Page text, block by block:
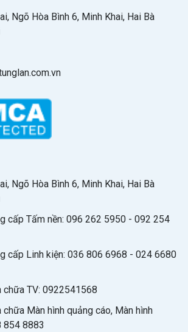
Ngõ Hòa Bình 6, Minh Khai, Hai Bà
Ngõ Hòa Bình 6, Minh Khai, Hai Bà
cấp Tấm nền: 096 262 5950 - 092 254
cấp Linh kiện: 036 806 6968 - 024 6680
TV: 0922541568
Màn hình quảng cáo, Màn hình
854 8883